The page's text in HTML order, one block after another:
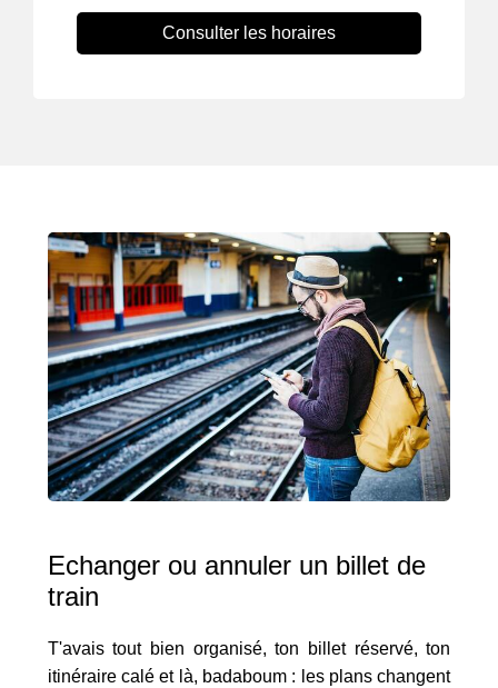
Consulter les horaires
Echanger ou annuler un billet de
train
T'avais tout bien organisé, ton billet réservé, ton
itinéraire calé et là, badaboum : les plans changent